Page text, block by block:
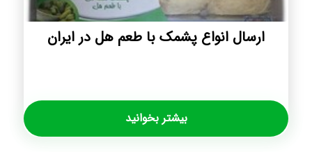
ارسال انواع پشمک با طعم هل در ایران
بیشتر بخوانید